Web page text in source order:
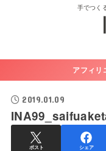
手でつく
アフィリ
2019.01.09
ポスト シェア